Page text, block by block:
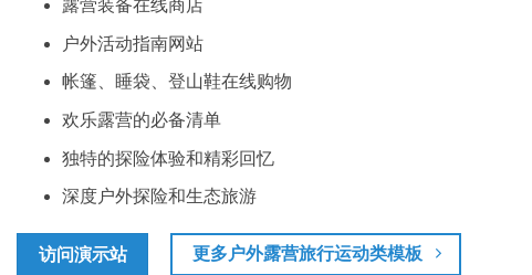
露营装备在线商店
户外活动指南网站
帐篷、睡袋、登山鞋在线购物
欢乐露营的必备清单
独特的探险体验和精彩回忆
深度户外探险和生态旅游
访问演示站 更多户外露营旅行运动类模板